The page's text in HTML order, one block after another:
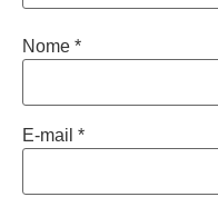
Nome *
E-mail *